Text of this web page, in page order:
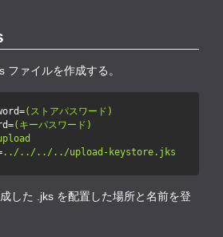
ァイルを作成する。
=(ストアパスワード)
=(キーパスワード)
../../../../upload-keystore.jks
した .jks を配置した場所と名前を登